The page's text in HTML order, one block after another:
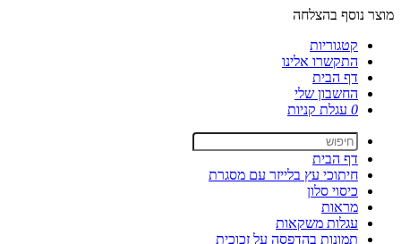
מוצר נוסף בהצלחה
קטגוריות
התקשרו אלינו
דף הבית
החשבון שלי
0 עגלת קניות
דף הבית
חיתוכי עץ בלייזר עם מסגרת
כיסוי סלון
מראות
עגלות משקאות
תמונות בהדפסה על זכוכית